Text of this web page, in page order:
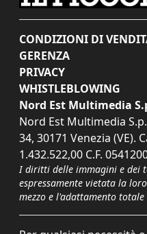
CONDIZIONI DI
GERENZA
PRIVACY
WHISTLEBLOWING
Nord Est Multimedia
Nord Est Multimedia
34, 30171 Venezia (VE).
1.432.522,00 C.F.
I diritti delle immagini e dei
espressamente vietata la
mezzo e l'adattamento totale